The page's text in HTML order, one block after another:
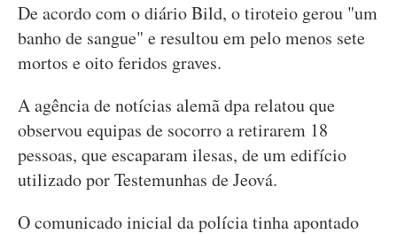
De acordo com o diário Bild, o tiroteio gerou "um
banho de sangue" e resultou em pelo menos sete
mortos e oito feridos graves.
A agência de notícias alemã dpa relatou que
observou equipas de socorro a retirarem 18
pessoas, que escaparam ilesas, de um edifício
utilizado por Testemunhas de Jeová.
O comunicado inicial da polícia tinha apontado